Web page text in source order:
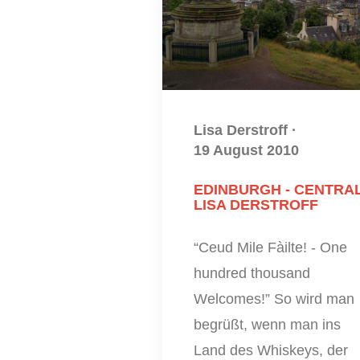
Lisa Derstroff ·
19 August 2010
EDINBURGH -
LISA DERSTROFF
“Ceud Mile Fàilte! - One
hundred thousand
Welcomes!” So wird man
begrüßt, wenn man ins
Land des Whiskeys, der